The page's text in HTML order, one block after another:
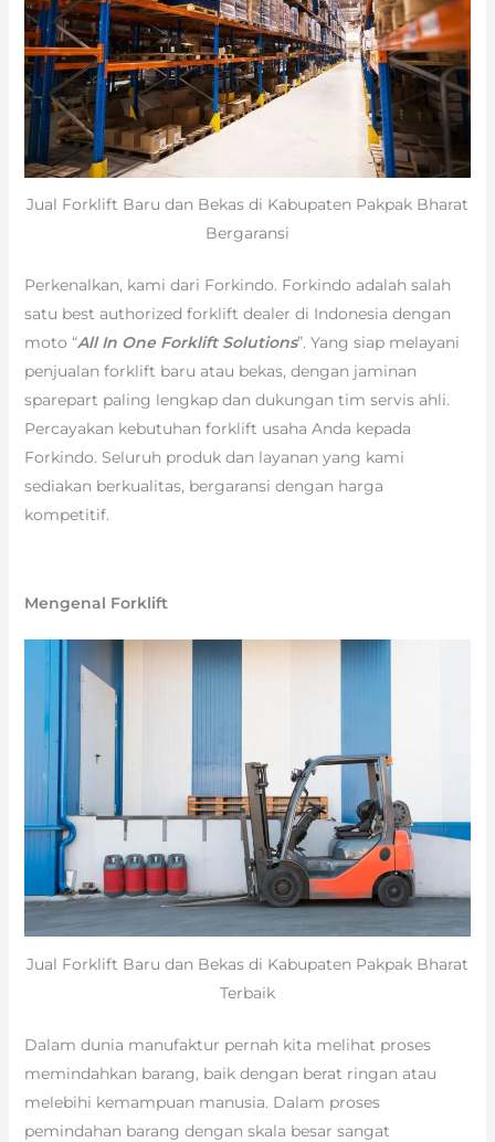
Jual Forklift Baru dan Bekas di Kabupaten Pakpak Bharat
Bergaransi
Perkenalkan, kami dari Forkindo. Forkindo adalah salah
satu best authorized forklift dealer di Indonesia dengan
moto “All In One Forklift Solutions”. Yang siap melayani
penjualan forklift baru atau bekas, dengan jaminan
sparepart paling lengkap dan dukungan tim servis ahli.
Percayakan kebutuhan forklift usaha Anda kepada
Forkindo. Seluruh produk dan layanan yang kami
sediakan berkualitas, bergaransi dengan harga
kompetitif.
Mengenal Forklift
Jual Forklift Baru dan Bekas di Kabupaten Pakpak Bharat
Terbaik
Dalam dunia manufaktur pernah kita melihat proses
memindahkan barang, baik dengan berat ringan atau
melebihi kemampuan manusia. Dalam proses
pemindahan barang dengan skala besar sangat